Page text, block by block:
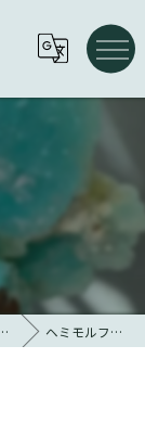
ヘミモルファイト